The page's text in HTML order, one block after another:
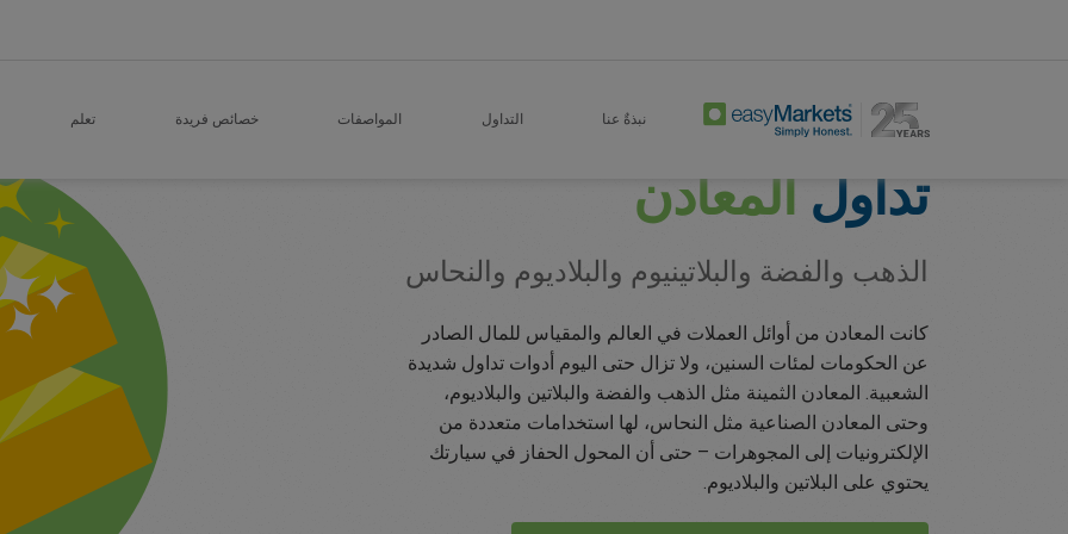
نبذةٌ عنا التداول المواصفات خصائص فريدة تعلم
تداول المعادن
الذهب والفضة والبلاتينيوم والبلاديوم والنحاس
كانت المعادن من أوائل العملات في العالم والمقياس للمال الصادر
عن الحكومات لمئات السنين، ولا تزال حتى اليوم أدوات تداول شديدة
الشعبية. المعادن الثمينة مثل الذهب والفضة والبلاتين والبلاديوم،
وحتى المعادن الصناعية مثل النحاس، لها استخدامات متعددة من
الإلكترونيات إلى المجوهرات – حتى أن المحول الحفاز في سيارتك
يحتوي على البلاتين والبلاديوم.